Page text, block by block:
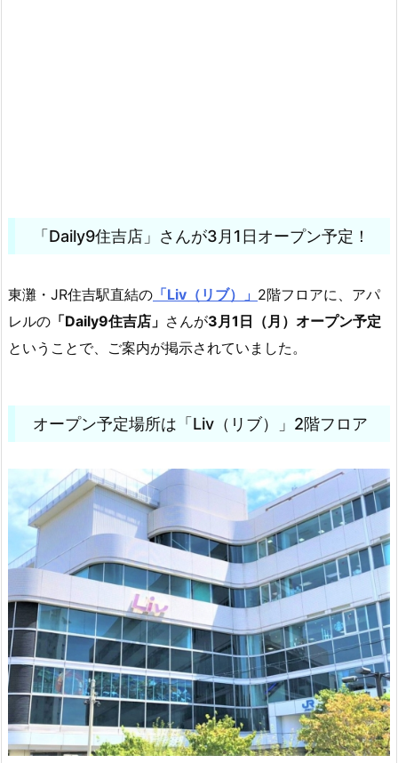
「Daily9住吉店」さんが3月1日オープン予定！
東灘・JR住吉駅直結の 「Liv（リブ）」 2階フロアに、アパ
レルの 「Daily9住吉店」 さんが3月1日（月）オープン予定
ということで、ご案内が掲示されていました。
オープン予定場所は「Liv（リブ）」2階フロア